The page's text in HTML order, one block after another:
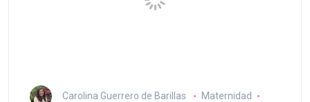
Carolina Guerrero de Barillas
Maternidad